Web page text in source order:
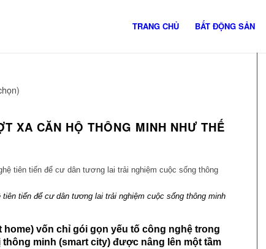
TRANG CHỦ BẤT ĐỘNG SẢN
XA CĂN HỘ THÔNG MINH NHƯ THẾ
tiến để cư dân tương lai trải nghiệm cuộc sống thông minh
vốn chỉ gói gọn yếu tố công nghệ trong
minh (smart city) được nâng lên một tầm